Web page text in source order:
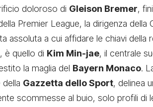
doloroso di Gleison Bremer,
Premier League, la dirigenza della
assoluta a cui affidare le chiavi della
è quello di Kim Min-jae, il centrale
la maglia del Bayern Monaco.
Gazzetta dello Sport, delinea
scommesse al buio, solo profili di